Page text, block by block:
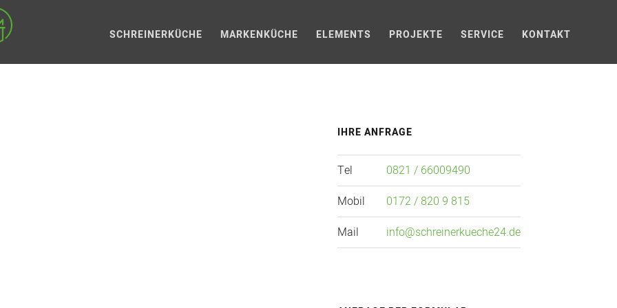
SCHREINERKÜCHE MARKENKÜCHE ELEMENTS PROJEKTE SERVICE KONTAKT
Primary
Sidebar
IHRE ANFRAGE
Tel
0821 / 66009490
Mobil
0172 / 820 9 815
Mail
info@schreinerkueche24.de